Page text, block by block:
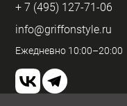
+ 7 (495) 127-71-06
info@griffonstyle.ru
Ежедневно 10:00–20:00